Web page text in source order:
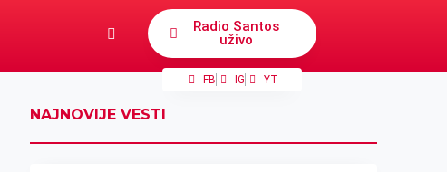
Radio Santos
uživo
FB IG YT
NAJNOVIJE VESTI